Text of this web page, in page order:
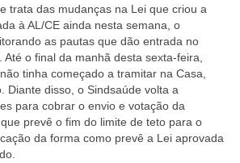
trata das mudanças na Lei que criou a
à AL/CE ainda nesta semana, o
as pautas que dão entrada no
o final da manhã desta sexta-feira,
tinha começado a tramitar na Casa,
Diante disso, o Sindsaúde volta a
para cobrar o envio e votação da
prevê o fim do limite de teto para o
da forma como prevê a Lei aprovada